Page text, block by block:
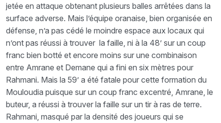
jetée en attaque obtenant plusieurs balles arrêtées dans la
surface adverse. Mais l’équipe oranaise, bien organisée en
défense, n’a pas cédé le moindre espace aux locaux qui
n’ont pas réussi à trouver la faille, ni à la 48’ sur un coup
franc bien botté et encore moins sur une combinaison
entre Amrane et Demane qui a fini en six mètres pour
Rahmani. Mais la 59’ a été fatale pour cette formation du
Mouloudia puisque sur un coup franc excentré, Amrane, le
buteur, a réussi à trouver la faille sur un tir à ras de terre.
Rahmani, masqué par la densité des joueurs qui se